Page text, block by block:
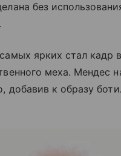
без
ярких стал кадр
меха. Мендес
добавив к образу